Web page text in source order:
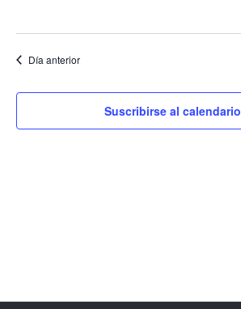
Día anterior
Suscribirse al calendario